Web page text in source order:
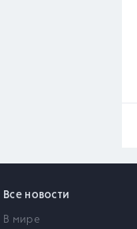
Все новости
В мире